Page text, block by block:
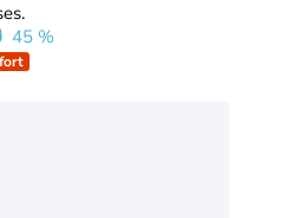
45 %